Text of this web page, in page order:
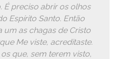
É preciso abrir os olhos
Espírito Santo. Então
um as chagas de Cristo
Me viste, acreditaste.
que, sem terem visto,